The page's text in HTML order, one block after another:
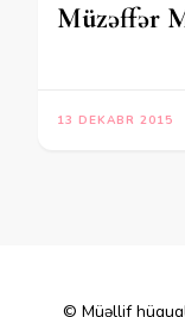
Müzəffər
13 DEKABR 2015
© Müəllif